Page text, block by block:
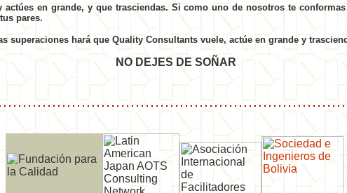
en grande, y que trasciendas. Si como uno de nosotros te
pares.
superaciones hará que Quality Consultants vuele, actúe en grande y
NO DEJES DE SOÑAR